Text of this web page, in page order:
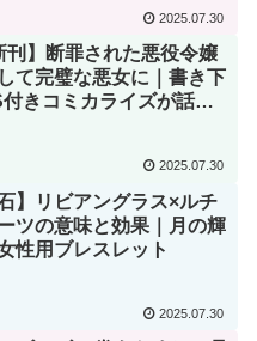
2025.07.30
刊】断罪された悪役令嬢
て完璧な悪女に｜書き下
きコミカライズが話
2025.07.30
石】リビアングラス×ルチ
ツの意味と効果｜月の輝
性用ブレスレット
2025.07.30